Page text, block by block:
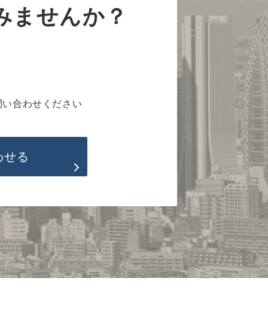
ませんか？
合わせください
せる